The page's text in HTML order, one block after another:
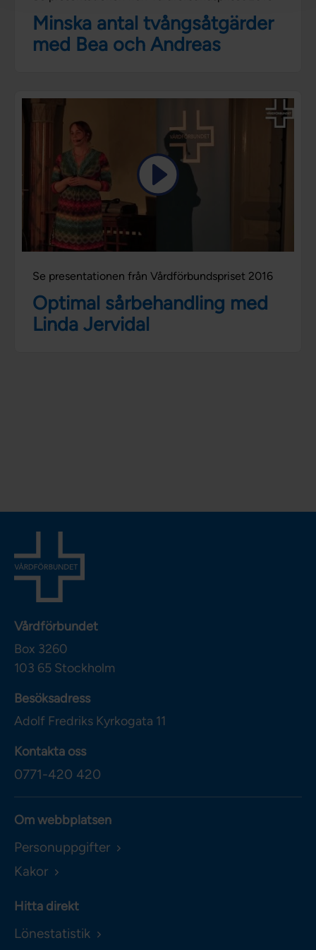
Minska antal tvångsåtgärder
med Bea och Andreas
Se presentationen från Vårdförbundspriset 2016
Optimal sårbehandling med
Linda Jervidal
Vårdförbundet
Box 3260
103 65 Stockholm
Besöksadress
Adolf Fredriks Kyrkogata 11
Kontakta oss
0771-420 420
Om webbplatsen
Personuppgifter
Kakor
Hitta direkt
Lönestatistik